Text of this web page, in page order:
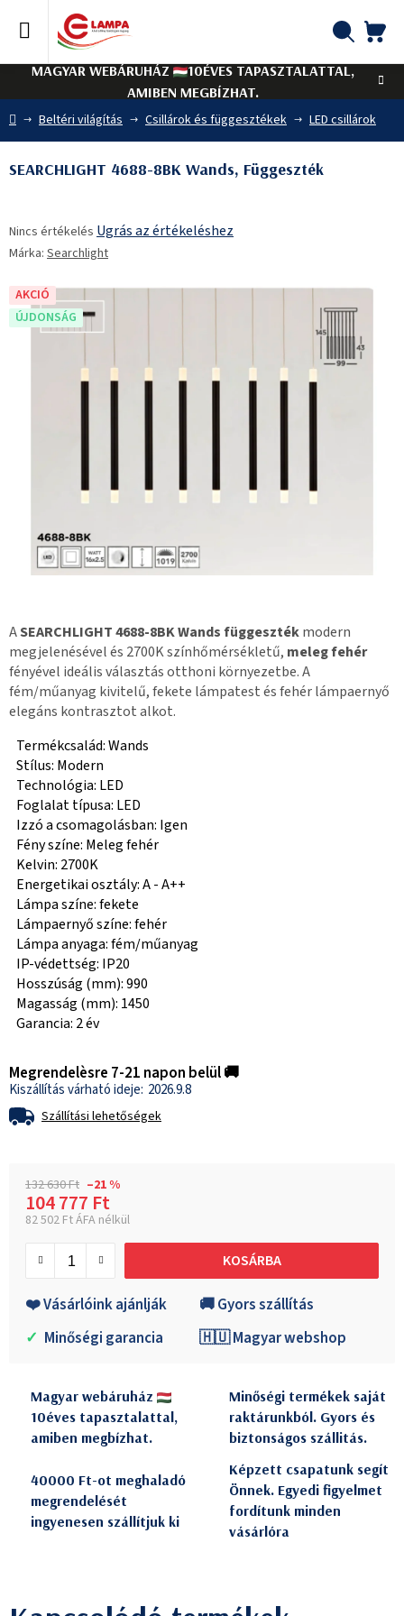
tartalomhoz
MAGYAR WEBÁRUHÁZ
10ÉVES TAPASZTALATTAL,
AMIBEN MEGBÍZHAT.
Kezdőlap
Beltéri világítás Csillárok és függesztékek LED csillárok
ASEARCHLIGHT 4688-8BK Wands függesztékmodern
megjelenésével és 2700K színhőmérsékletű, meleg fehér
fényével ideális választás otthoni környezetbe. A
fém/műanyag kivitelű, fekete lámpatest és fehér lámpaernyő
elegáns kontrasztot alkot.
Termékcsalád: Wands
Stílus: Modern
Technológia: LED
Foglalat típusa: LED
Izzó a csomagolásban: Igen
Fény színe: Meleg fehér
Kelvin: 2700K
Energetikai osztály: A - A++
Lámpa színe: fekete
Lámpaernyő színe: fehér
Lámpa anyaga: fém/műanyag
IP-védettség: IP20
Hosszúság (mm): 990
Magasság (mm): 1450
Garancia: 2 év
Megrendelèsre 7-21 napon belül 🚚
2026.9.8
Szállítási lehetőségek
132 630 Ft –21 %
104 777 Ft
82 502 Ft ÁFA nélkül
KOSÁRBA
❤️ Vásárlóink ajánlják
🚚 Gyors szállítás
✓ Minőségi garancia 🇭🇺 Magyar webshop
SEARCHLIGHT 4688-8BK Wands, Függeszték
termék
átlagos
5-
ből
Nincs értékelés Ugrás az értékeléshez
Márka: Searchlight
AKCIÓ
ÚJDONSÁG
Magyar webáruház
10éves tapasztalattal,
amiben megbízhat.
Minőségi termékek saját
raktárunkból. Gyors és
biztonságos szállitás.
40000 Ft-ot meghaladó
megrendelését
ingyenesen szállítjuk ki
Képzett csapatunk segít
Önnek. Egyedi figyelmet
fordítunk minden
vásárlóra